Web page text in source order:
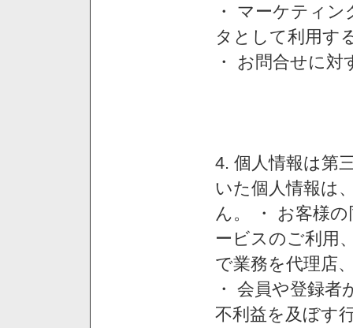
・ マーケティ
タとして利用す
・ お問合せに
4. 個人情報は第
いた個人情報は
ん。 ・ お客様
ービスのご利用
で業務を代理店
・ 会員や登録
不利益を及ぼす